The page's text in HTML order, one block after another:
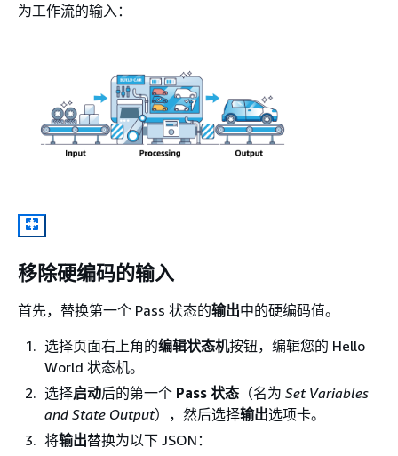
为工作流的输入：
移除硬编码的输入
首先，替换第一个 Pass 状态的输出中的硬编码值。
选择页面右上角的编辑状态机按钮，编辑您的 Hello
World 状态机。
选择启动后的第一个 Pass 状态 （名为 Set Variables
and State Output），然后选择输出选项卡。
将输出替换为以下 JSON：